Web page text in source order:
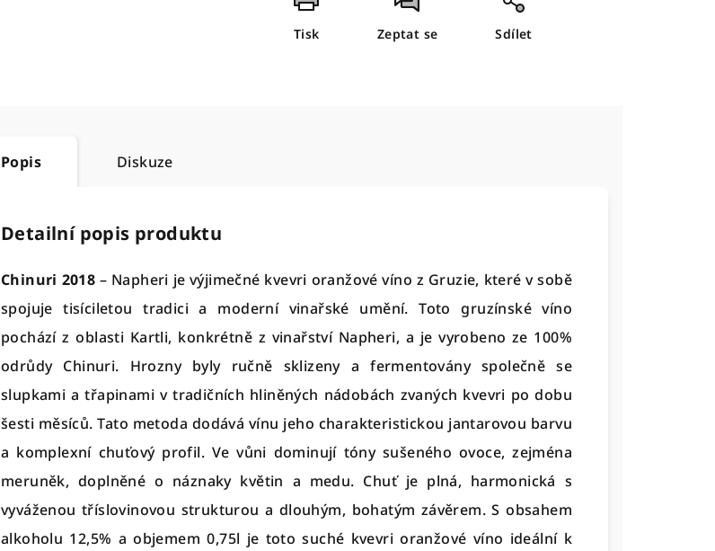
Tisk Zeptat se Sdílet
Popis Diskuze
Detailní popis produktu
Chinuri 2018 – Napheri je výjimečné kvevri oranžové víno z Gruzie, které v sobě
spojuje tisíciletou tradici a moderní vinařské umění. Toto gruzínské víno
pochází z oblasti Kartli, konkrétně z vinařství Napheri, a je vyrobeno ze 100%
odrůdy Chinuri. Hrozny byly ručně sklizeny a fermentovány společně se
slupkami a třapinami v tradičních hliněných nádobách zvaných kvevri po dobu
šesti měsíců. Tato metoda dodává vínu jeho charakteristickou jantarovou barvu
a komplexní chuťový profil. Ve vůni dominují tóny sušeného ovoce, zejména
meruněk, doplněné o náznaky květin a medu. Chuť je plná, harmonická s
vyváženou tříslovinovou strukturou a dlouhým, bohatým závěrem. S obsahem
alkoholu 12,5% a objemem 0,75l je toto suché kvevri oranžové víno ideální k